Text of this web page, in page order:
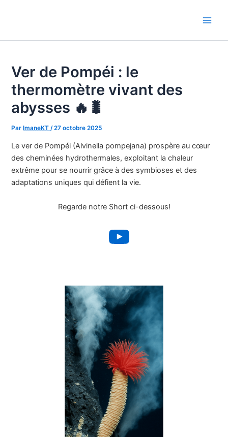
Ver de Pompéi : le
thermomètre vivant des
abysses 🔥🐛
ParImaneKT /27 octobre 2025
Le ver de Pompéi (Alvinella pompejana) prospère au cœur
des cheminées hydrothermales, exploitant la chaleur
extrême pour se nourrir grâce à des symbioses et des
adaptations uniques qui défient la vie.
Regarde notre Short ci-dessous!
YouTube